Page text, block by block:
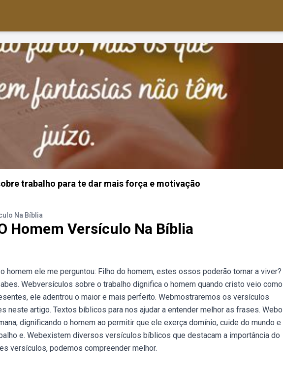
trabalho para te dar mais força e motivação
Na Bíblia
Homem Versículo Na Bíblia
homem ele me perguntou: Filho do homem, estes ossos poderão tornar a viver?
Webversículos sobre o trabalho dignifica o homem quando cristo veio como
ele adentrou o maior e mais perfeito. Webmostraremos os versículos
neste artigo. Textos bíblicos para nos ajudar a entender melhor as frases. Webo
dignificando o homem ao permitir que ele exerça domínio, cuide do mundo e
e. Webexistem diversos versículos bíblicos que destacam a importância do
versículos, podemos compreender melhor.